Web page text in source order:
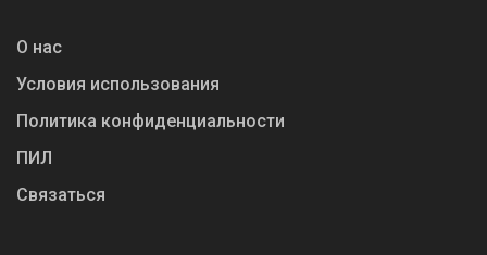
О нас
Условия использования
Политика конфиденциальности
ПИЛ
Связаться